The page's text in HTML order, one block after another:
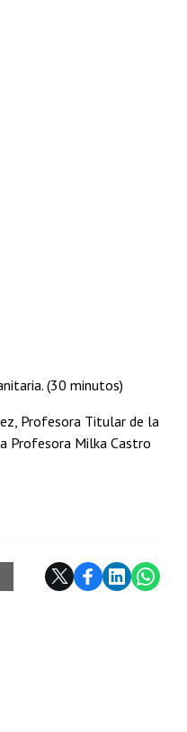
(30 minutos)
Profesora Titular de la
Profesora Milka Castro